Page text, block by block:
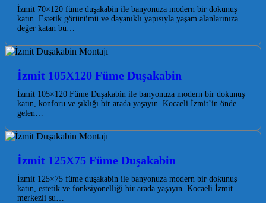
İzmit 70×120 füme duşakabin ile banyonuza modern bir dokunuş
katın. Estetik görünümü ve dayanıklı yapısıyla yaşam alanlarınıza
değer katan bu…
İzmit 105X120 Füme Duşakabin
İzmit 105×120 Füme Duşakabin ile banyonuza modern bir dokunuş
katın, konforu ve şıklığı bir arada yaşayın. Kocaeli İzmit’in önde
gelen…
İzmit 125X75 Füme Duşakabin
İzmit 125×75 füme duşakabin ile banyonuza modern bir dokunuş
katın, estetik ve fonksiyonelliği bir arada yaşayın. Kocaeli İzmit
merkezli su…